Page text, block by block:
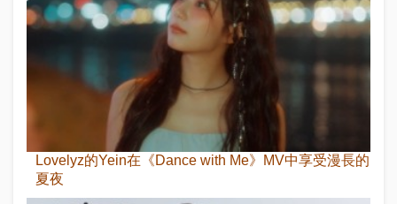
Lovelyz的Yein在《Dance with Me》MV中享受漫長的
夏夜